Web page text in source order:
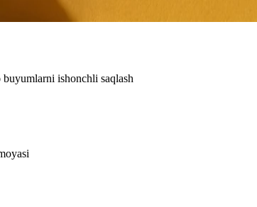
ishonchli saqlash